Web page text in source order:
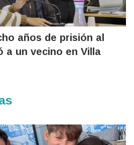
años de prisión al
a un vecino en Villa